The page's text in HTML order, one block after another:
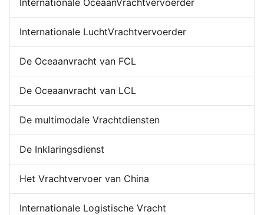
Huis-aan-huisforwarder
De Opslaande Dienst van China
Internationale OceaanVrachtvervoerder
Internationale LuchtVrachtvervoerder
De Oceaanvracht van FCL
De Oceaanvracht van LCL
De multimodale Vrachtdiensten
De Inklaringsdienst
Het Vrachtvervoer van China
Internationale Logistische Vracht